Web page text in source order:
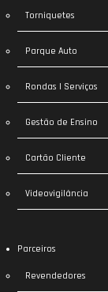
Torniquetes
Parque Auto
Rondas | Serviços
Gestão de Ensino
Cartão Cliente
Videovigilância
Parceiros
Revendedores